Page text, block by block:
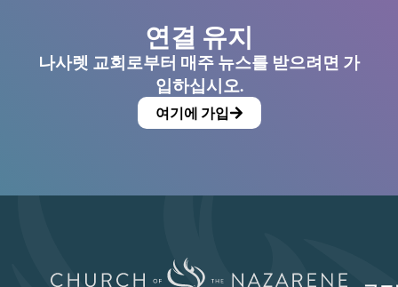
연결 유지
나사렛 교회로부터 매주 뉴스를 받으려면 가
입하십시오.
여기에 가입